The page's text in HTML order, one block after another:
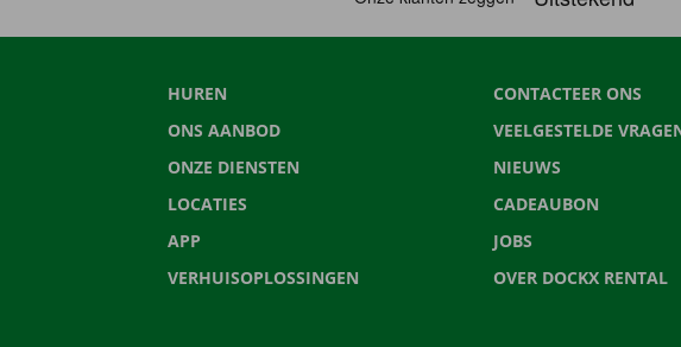
HUREN
ONS AANBOD
ONZE DIENSTEN
LOCATIES
APP
VERHUISOPLOSSINGEN
CONTACTEER ONS
VEELGESTELDE
NIEUWS
CADEAUBON
JOBS
OVER DOCKX RENTAL